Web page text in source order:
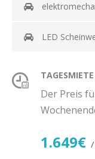
LED
TAGESMIETE
Der Preis
1.649€